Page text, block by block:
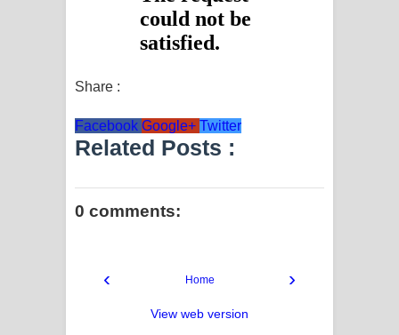
Share :
Facebook Google+ Twitter
Related Posts :
0 comments:
‹ ›
Home
View web version